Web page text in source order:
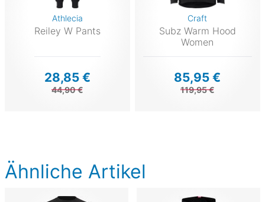
Athlecia
Reiley W Pants
28,85 €
44,90 €
Craft
Subz Warm Hood
Women
85,95 €
119,95 €
Ähnliche Artikel